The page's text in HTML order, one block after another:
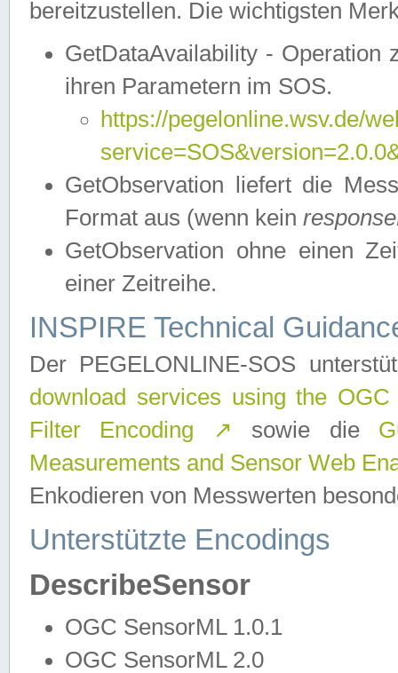
bereitzustellen. Die wichtigsten
GetDataAvailability - Operation
ihren Parametern im SOS.
https://pegelonline.wsv.de/
GetObservation liefert die
Format aus (wenn kein
GetObservation ohne einen
einer Zeitreihe.
INSPIRE Technical
Der PEGELONLINE-SOS
download services using the
Filter Encoding
↗ sowie die
Measurements and Sensor Web
Enkodieren von Messwerten
Unterstützte Encodings
DescribeSensor
OGC SensorML 1.0.1
OGC SensorML 2.0